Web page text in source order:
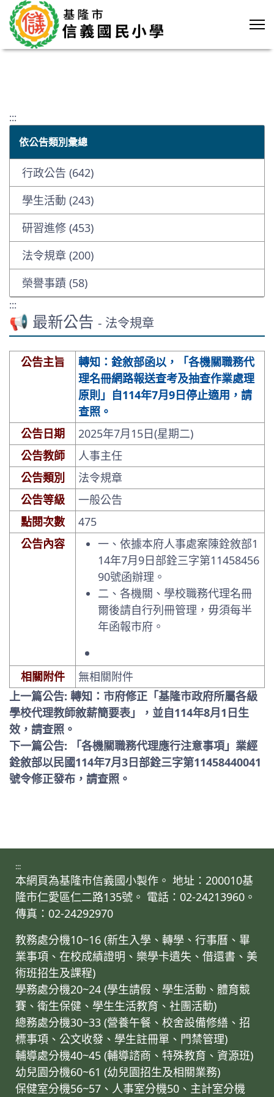
:::
依公告類別彙總
行政公告 (642)
學生活動 (243)
研習進修 (453)
法令規章 (200)
榮譽事蹟 (58)
:::
📢 最新公告 - 法令規章
公告主旨
轉知：銓敘部函以，「各機關職務代
理名冊網路報送查考及抽查作業處理
原則」自114年7月9日停止適用，請
查照。
公告日期
2025年7月15日(星期二)
公告教師
人事主任
公告類別
法令規章
公告等級
一般公告
點閱次數
475
公告內容
一、依據本府人事處案陳銓敘部1
14年7月9日部銓三字第11458456
90號函辦理。
二、各機關、學校職務代理名冊
爾後請自行列冊管理，毋須每半
年函報市府。
相關附件
無相關附件
上一篇公告: 轉知：市府修正「基隆市政府所屬各級
學校代理教師敘薪簡要表」，並自114年8月1日生
效，請查照。
下一篇公告: 「各機關職務代理應行注意事項」業經
銓敘部以民國114年7月3日部銓三字第11458440041
號令修正發布，請查照。
:::
本網頁為基隆市信義國小製作。 地址：200010基
隆市仁愛區仁二路135號。 電話：02-24213960。
傳真：02-24292970
教務處分機10~16 (新生入學、轉學、行事曆、畢
業事項、在校成績證明、樂學卡遺失、借還書、美
術班招生及課程)
學務處分機20~24 (學生請假、學生活動、體育競
賽、衛生保健、學生生活教育、社團活動)
總務處分機30~33 (營養午餐、校舍設備修繕、招
標事項、公文收發、學生註冊單、門禁管理)
輔導處分機40~45 (輔導諮商、特殊教育、資源班)
幼兒園分機60~61 (幼兒園招生及相關業務)
保健室分機56~57、人事室分機50、主計室分機